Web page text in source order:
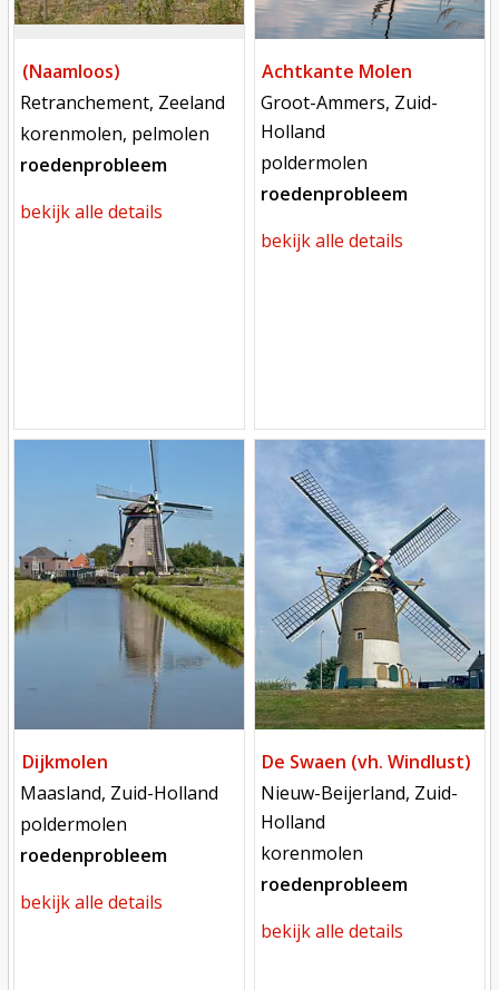
(Naamloos)
locatie
Retranchement, Zeeland
functie
korenmolen, pelmolen
roedenprobleem
bekijk alle details
Achtkante Molen
locatie
Groot-Ammers, Zuid-
Holland
functie
poldermolen
roedenprobleem
bekijk alle details
Dijkmolen
locatie
Maasland, Zuid-Holland
functie
poldermolen
roedenprobleem
bekijk alle details
De Swaen (vh. Windlust)
locatie
Nieuw-Beijerland, Zuid-
Holland
functie
korenmolen
roedenprobleem
bekijk alle details